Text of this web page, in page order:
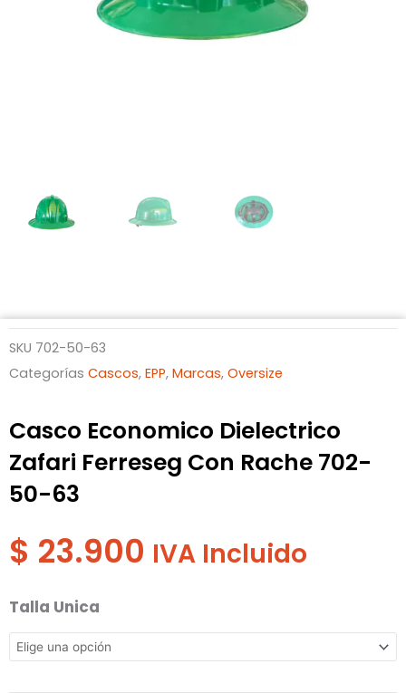
SKU 702-50-63
Categorías Cascos, EPP, Marcas, Oversize
Casco Economico Dielectrico
Zafari Ferreseg Con Rache 702-
50-63
$ 23.900 IVA Incluido
Talla Unica
Casco
Economico
Dielectrico